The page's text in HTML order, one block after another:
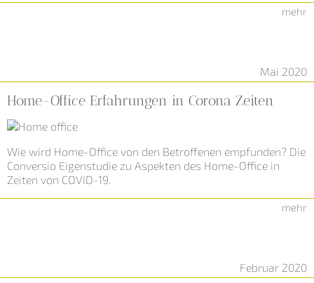
mehr
Mai 2020
Home-Office Erfahrungen in Corona Zeiten
Wie wird Home-Office von den Betroffenen empfunden? Die
Conversio Eigenstudie zu Aspekten des Home-Office in
Zeiten von COVID-19.
mehr
Februar 2020